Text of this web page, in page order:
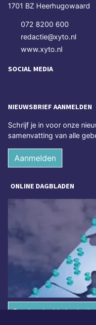
1701 BZ Heerhugowaard
072 8200 600
redactie@xyto.nl
www.xyto.nl
SOCIAL MEDIA
NIEUWSBRIEF AANMELDEN
Schrijf je in voor onze
samenvatting van alle
Aanmelden
ONLINE DAGBLADEN
Overige dagbladen in de